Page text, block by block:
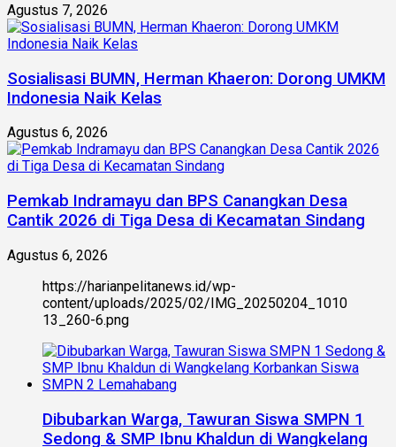
Agustus 7, 2026
Sosialisasi BUMN, Herman Khaeron: Dorong UMKM
Indonesia Naik Kelas
Agustus 6, 2026
Pemkab Indramayu dan BPS Canangkan Desa
Cantik 2026 di Tiga Desa di Kecamatan Sindang
Agustus 6, 2026
https://harianpelitanews.id/wp-
content/uploads/2025/02/IMG_20250204_1010
13_260-6.png
Dibubarkan Warga, Tawuran Siswa SMPN 1
Sedong & SMP Ibnu Khaldun di Wangkelang